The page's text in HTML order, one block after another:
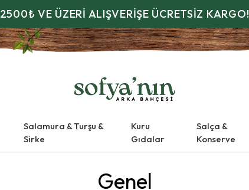
2500₺ VE ÜZERİ ALIŞVERİŞE ÜCRETSİZ KARGO!
Salamura & Turşu &
Sirke
Kuru
Gıdalar
Salça &
Konserve
Genel